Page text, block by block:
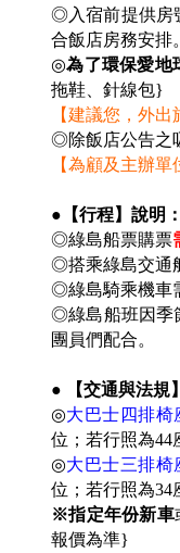
◎入宿前提供房
合飯店房務安排。
◎為了環保愛地
拖鞋、針線包}
【建議您，外
◎除飯店公告之
【為顧及主辦
●【行程】說明：
◎綠島船票購票
◎搭乘綠島交通
◎綠島騎乘機車
◎綠島船班因季
團員們配合。
● 【交通與法規
◎大巴士四排椅
位；若行照為44
◎大巴士三排椅
位；若行照為34
※指定年份新車
報價為準}